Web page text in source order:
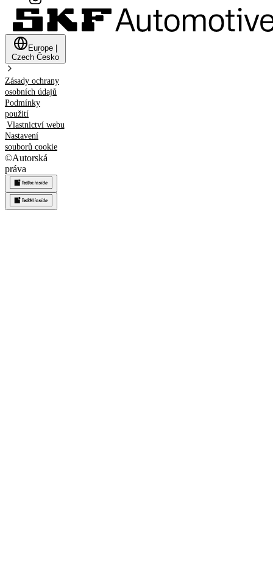
Europe
Czech Česko
Zásady ochrany
osobních údajů
Podmínky
použití
Vlastnictví webu
Nastavení
souborů cookie
©Autorská
práva